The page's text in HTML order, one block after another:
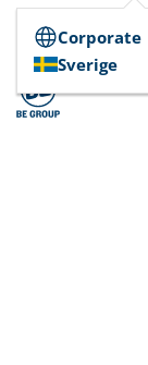
Corporate
Sverige